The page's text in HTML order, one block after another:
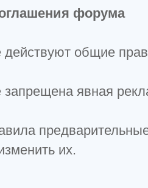
форума
общие
явная
их.